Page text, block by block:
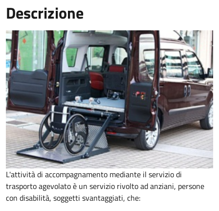
Descrizione
L'attività di accompagnamento mediante il servizio di
trasporto agevolato è un servizio rivolto ad anziani, persone
con disabilità, soggetti svantaggiati, che: